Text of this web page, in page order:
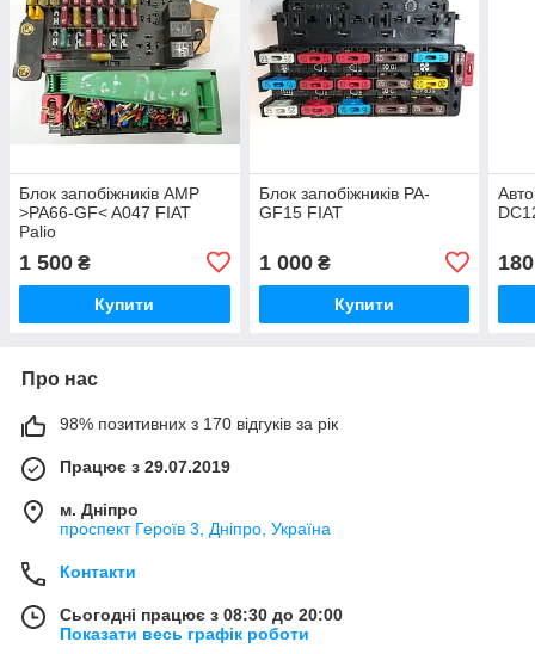
Блок запобіжників AMP
>PA66-GF< A047 FIAT
Palio
1 500 ₴
Купити
Блок запобіжників PA-
GF15 FIAT
1 000₴
Купити
180
Про нас
98% позитивних з 170 відгуків за рік
Працює з 29.07.2019
м. Дніпро
проспект Героїв 3, Дніпро, Україна
Контакти
Сьогодні працює з 08:30 до 20:00
Показати весь графік роботи